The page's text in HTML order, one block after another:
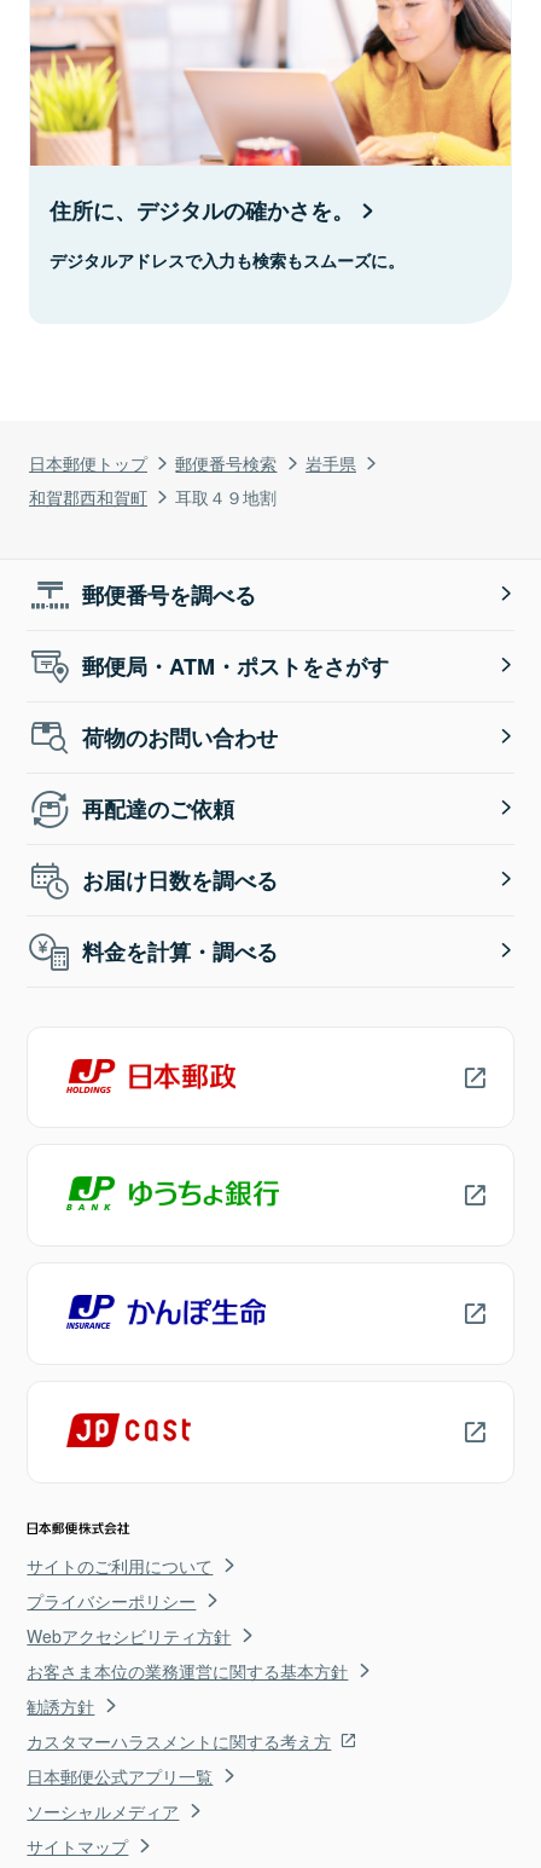
日本郵便トップ 郵便番号検索
岩手県
和賀郡西和賀町
耳取４９地割
住所に、デジタルの確かさを。
デジタルアドレスで入力も検索もスムーズに。
郵便番号を調べる
郵便局・ATM・ポストをさがす
荷物のお問い合わせ
再配達のご依頼
お届け日数を調べる
料金を計算・調べる
サイトのご利用について
プライバシーポリシー
Webアクセシビリティ方針
お客さま本位の業務運営に関する基本方針
勧誘方針
カスタマーハラスメントに関する考え方
日本郵便公式アプリ一覧
ソーシャルメディア
サイトマップ